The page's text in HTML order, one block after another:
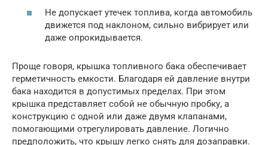
Не допускает утечек топлива, когда автомобиль
движется под наклоном, сильно вибрирует или
даже опрокидывается.
Проще говоря, крышка топливного бака обеспечивает
герметичность емкости. Благодаря ей давление внутри
бака находится в допустимых пределах. При этом
крышка представляет собой не обычную пробку, а
конструкцию с одной или даже двумя клапанами,
помогающими отрегулировать давление. Логично
предположить, что крышу легко снять для дозаправки.